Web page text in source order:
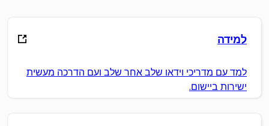
למידה
למד עם מדריכי וידאו שלב אחר שלב ועם הדרכה מעשית
ישירות ביישום.